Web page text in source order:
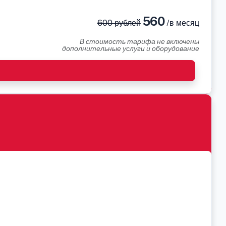
600 рублей560/в месяц
В стоимость тарифа не включены
дополнительные услуги и оборудование